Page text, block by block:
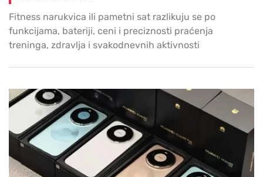
Fitness narukvica ili pametni sat razlikuju se po
funkcijama, bateriji, ceni i preciznosti praćenja
treninga, zdravlja i svakodnevnih aktivnosti